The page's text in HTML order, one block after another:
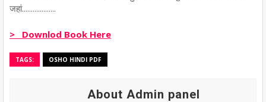
जहां...................
> Downlod Book Here
TAGS: OSHO HINDI PDF
About Admin panel